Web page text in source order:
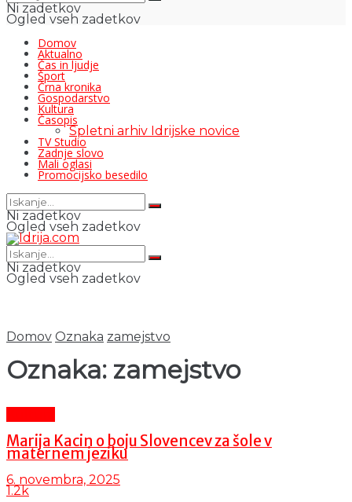
Ni zadetkov
Ogled vseh zadetkov
Domov
Aktualno
Čas in ljudje
Šport
Črna kronika
Gospodarstvo
Kultura
Časopis
Spletni arhiv Idrijske novice
TV Studio
Zadnje slovo
Mali oglasi
Promocijsko besedilo
Ni zadetkov
Ogled vseh zadetkov
Ni zadetkov
Ogled vseh zadetkov
Domov Oznaka zamejstvo
Oznaka: zamejstvo
Marija Kacin o boju Slovencev za šole v
maternem jeziku
6. novembra, 2025
1.2k